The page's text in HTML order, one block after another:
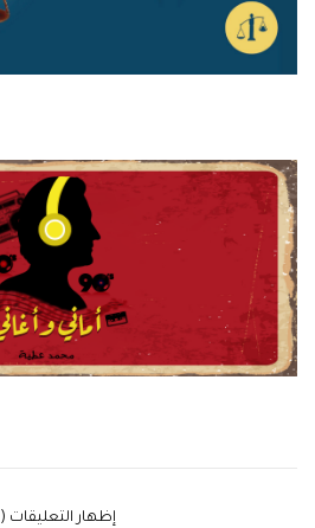
‫إظهار التعليقات (0)